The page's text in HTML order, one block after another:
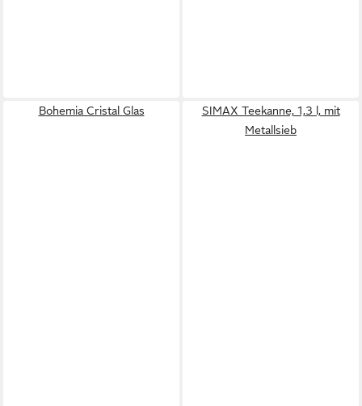
Bohemia Cristal Glas
SIMAX Teekanne, 1,3 l, mit
Metallsieb